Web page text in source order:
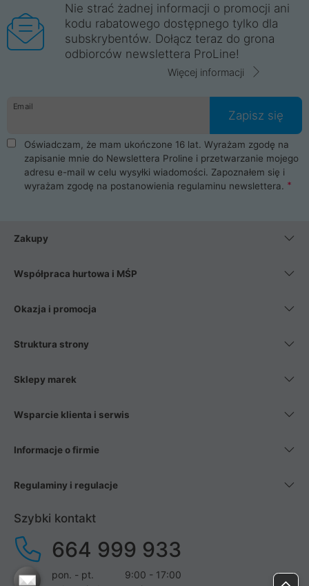
Nie strać żadnej informacji o promocji ani
kodu rabatowego dostępnego tylko dla
subskrybentów. Dołącz teraz do grona
odbiorców newslettera ProLine!
Więcej informacji
Email
Zapisz się
Oświadczam, że mam ukończone 16 lat. Wyrażam zgodę na
zapisanie mnie do Newslettera Proline i przetwarzanie mojego
adresu e-mail w celu wysyłki wiadomości. Zapoznałem się i
wyrażam zgodę na postanowienia regulaminu newslettera.
Zakupy
Współpraca hurtowa i MŚP
Okazja i promocja
Struktura strony
Sklepy marek
Wsparcie klienta i serwis
Informacje o firmie
Regulaminy i regulacje
Szybki kontakt
664 999 933
pon. - pt.
9:00 - 17:00